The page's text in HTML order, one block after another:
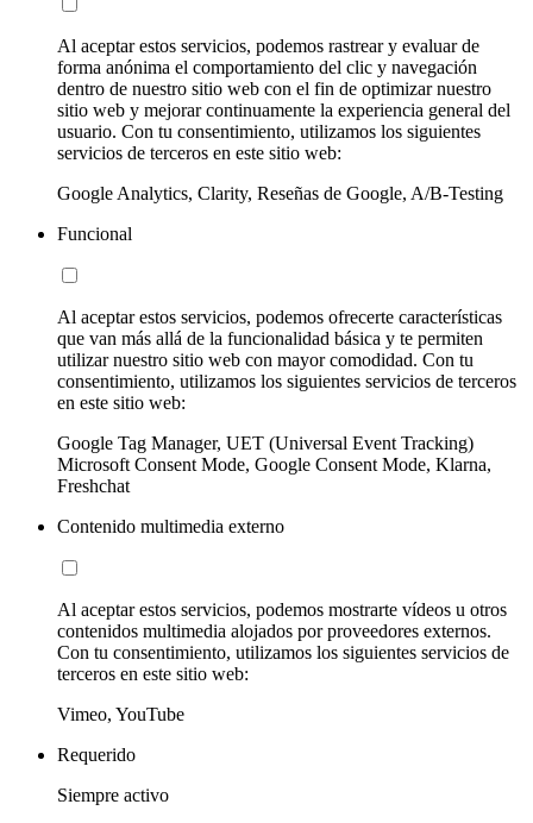
Al aceptar estos servicios, podemos rastrear y evaluar de
forma anónima el comportamiento del clic y navegación
dentro de nuestro sitio web con el fin de optimizar nuestro
sitio web y mejorar continuamente la experiencia general del
usuario. Con tu consentimiento, utilizamos los siguientes
servicios de terceros en este sitio web:
Google Analytics, Clarity, Reseñas de Google, A/B-Testing
Funcional
Al aceptar estos servicios, podemos ofrecerte características
que van más allá de la funcionalidad básica y te permiten
utilizar nuestro sitio web con mayor comodidad. Con tu
consentimiento, utilizamos los siguientes servicios de terceros
en este sitio web:
Google Tag Manager, UET (Universal Event Tracking)
Microsoft Consent Mode, Google Consent Mode, Klarna,
Freshchat
Contenido multimedia externo
Al aceptar estos servicios, podemos mostrarte vídeos u otros
contenidos multimedia alojados por proveedores externos.
Con tu consentimiento, utilizamos los siguientes servicios de
terceros en este sitio web:
Vimeo, YouTube
Requerido
Siempre activo